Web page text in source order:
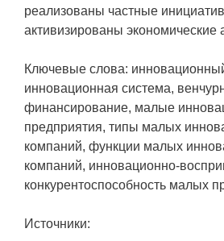
реализованы частные
активизированы экономические
Ключевые слова:
инновационная система,
финансирование, малые
предприятия, типы малых
компаний, функции малых
компаний, инновационно-
конкурентоспособность малых
Источники: